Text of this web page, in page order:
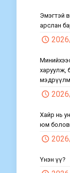
Эмэгтэй
арслан
харуулж,
Хайр нь
юм болов
Үнэн үү?